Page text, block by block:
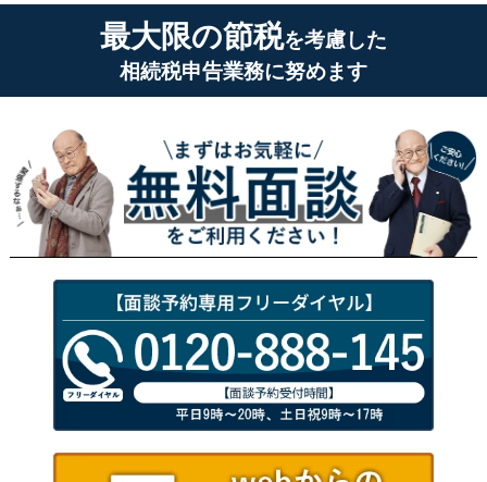
最大限の節税を考慮した
相続税申告業務に努めます